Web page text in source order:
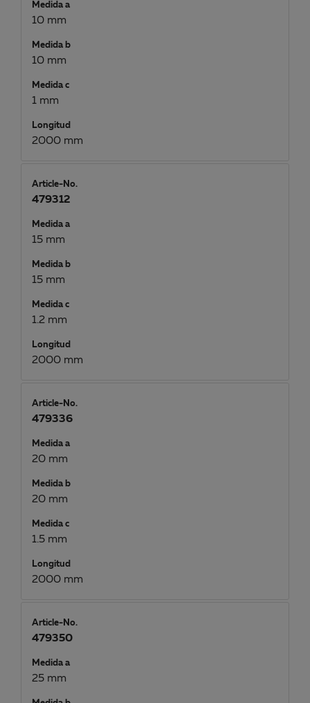
Medida a
10 mm
Medida b
10 mm
Medida c
1 mm
Longitud
2000 mm
Article-No.
479312
Medida a
15 mm
Medida b
15 mm
Medida c
1.2 mm
Longitud
2000 mm
Article-No.
479336
Medida a
20 mm
Medida b
20 mm
Medida c
1.5 mm
Longitud
2000 mm
Article-No.
479350
Medida a
25 mm